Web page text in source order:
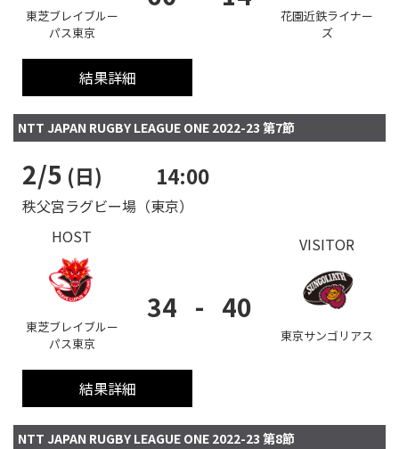
東芝ブレイブルー
パス東京
花園近鉄ライナー
ズ
結果詳細
NTT JAPAN RUGBY LEAGUE ONE 2022-23 第7節
2/5 (日) 14:00
秩父宮ラグビー場（東京）
HOST
東芝ブレイブルー
パス東京
34 - 40
VISITOR
東京サンゴリアス
結果詳細
NTT JAPAN RUGBY LEAGUE ONE 2022-23 第8節